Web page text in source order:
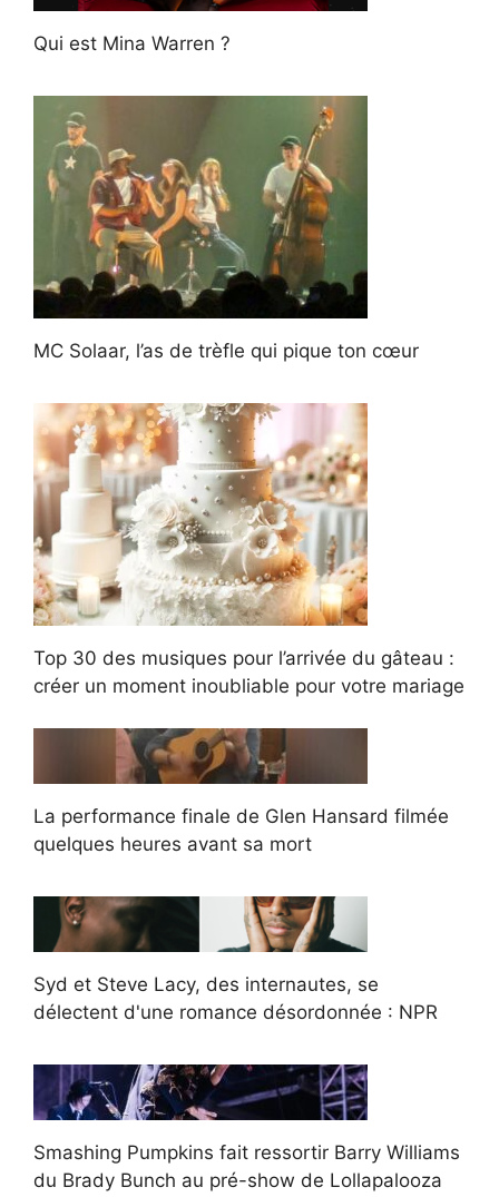
Qui est Mina Warren ?
MC Solaar, l’as de trèfle qui pique ton cœur
Top 30 des musiques pour l’arrivée du gâteau :
créer un moment inoubliable pour votre mariage
La performance finale de Glen Hansard filmée
quelques heures avant sa mort
Syd et Steve Lacy, des internautes, se
délectent d'une romance désordonnée : NPR
Smashing Pumpkins fait ressortir Barry Williams
du Brady Bunch au pré-show de Lollapalooza